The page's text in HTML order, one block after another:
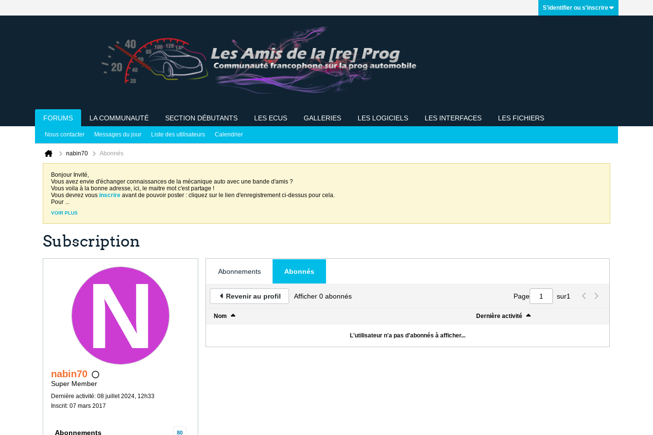
S'identifier ou s'inscrire
FORUMS LA COMMUNAUTÉ SECTION DÉBUTANTS LES ECUS GALLERIES LES LOGICIELS LES INTERFACES LES FICHIERS
Nous contacter Messages du jour Liste des utilisateurs Calendrier
nabin70 Abonnés
Bonjour Invité,
Vous avez envie d'échanger connaissances de la mécanique auto avec une bande d'amis ?
Vous voila à la bonne adresse, ici, le maitre mot c'est partage !
Vous devrez vous inscrire avant de pouvoir poster : cliquez sur le lien d'enregistrement ci-dessus pour cela.
Pour ...
VOIR PLUS
Subscription
nabin70
Super Member
Dernière activité: 08 juillet 2024, 12h33
Inscrit: 07 mars 2017
Abonnements 80
Abonnements Abonnés
Revenir au profil Afficher 0 abonnés Page sur1
Nom Dernière activité
L'utilisateur n'a pas d'abonnés à afficher...